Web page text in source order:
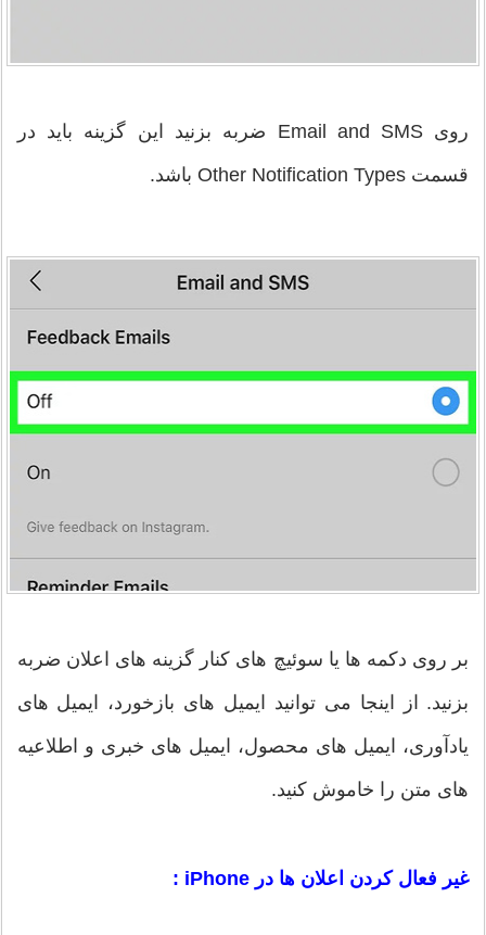
روی Email and SMS ضربه بزنید این گزینه باید در
قسمت Other Notification Types باشد.
بر روی دکمه ها یا سوئیچ های کنار گزینه های اعلان ضربه
بزنید. از اینجا می توانید ایمیل های بازخورد، ایمیل های
یادآوری، ایمیل های محصول، ایمیل های خبری و اطلاعیه
های متن را خاموش کنید.
غیر فعال کردن اعلان ها در iPhone :